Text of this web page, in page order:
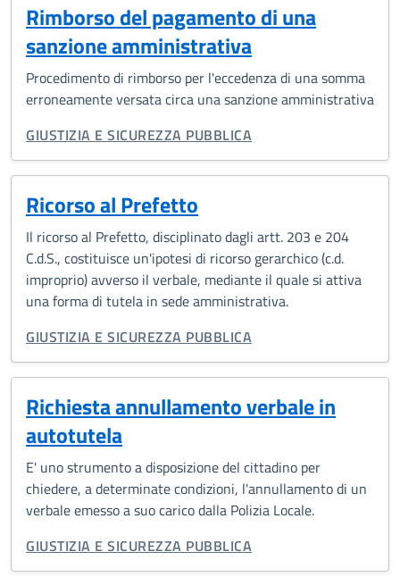
Rimborso del pagamento di una
sanzione amministrativa
Procedimento di rimborso per l'eccedenza di una somma
erroneamente versata circa una sanzione amministrativa
CATEGORIA CORRELATA:
GIUSTIZIA E SICUREZZA PUBBLICA
Ricorso al Prefetto
Il ricorso al Prefetto, disciplinato dagli artt. 203 e 204
C.d.S., costituisce un'ipotesi di ricorso gerarchico (c.d.
improprio) avverso il verbale, mediante il quale si attiva
una forma di tutela in sede amministrativa.
CATEGORIA CORRELATA:
GIUSTIZIA E SICUREZZA PUBBLICA
Richiesta annullamento verbale in
autotutela
E' uno strumento a disposizione del cittadino per
chiedere, a determinate condizioni, l'annullamento di un
verbale emesso a suo carico dalla Polizia Locale.
CATEGORIA CORRELATA:
GIUSTIZIA E SICUREZZA PUBBLICA